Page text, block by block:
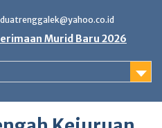
Murid Baru 2026